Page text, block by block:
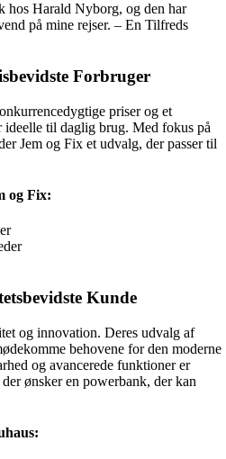
hos Harald Nyborg, og den har
på mine rejser. – En Tilfreds
Forbruger
priser og et
ideelle til daglig brug. Med fokus på
Jem og Fix et udvalg, der passer til
og Fix:
Kunde
og innovation. Deres udvalg af
behovene for den moderne
og avancerede funktioner er
ønsker en powerbank, der kan